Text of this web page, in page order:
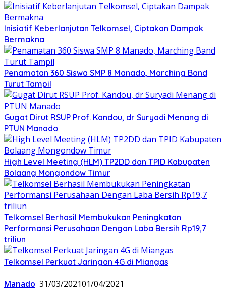
Inisiatif Keberlanjutan Telkomsel, Ciptakan Dampak
Bermakna
Penamatan 360 Siswa SMP 8 Manado, Marching Band
Turut Tampil
Gugat Dirut RSUP Prof. Kandou, dr Suryadi Menang di
PTUN Manado
High Level Meeting (HLM) TP2DD dan TPID Kabupaten
Bolaang Mongondow Timur
Telkomsel Berhasil Membukukan Peningkatan
Performansi Perusahaan Dengan Laba Bersih Rp19,7
triliun
Telkomsel Perkuat Jaringan 4G di Miangas
Manado 31/03/202101/04/2021